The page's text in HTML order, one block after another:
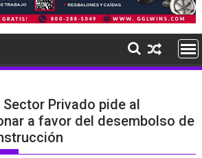
Privado pide al
a favor del desembolso de